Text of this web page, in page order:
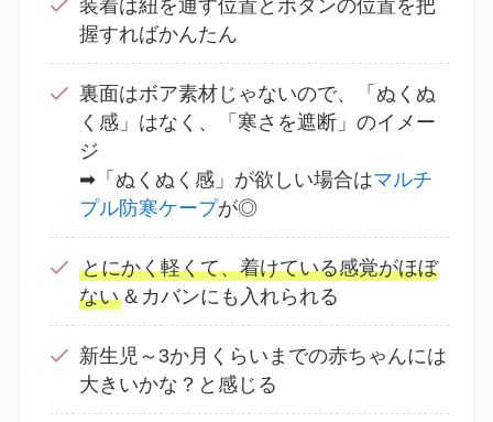
装着は紐を通す位置とボタンの位置を把
握すればかんたん
裏面はボア素材じゃないので、「ぬくぬ
く感」はなく、「寒さを遮断」のイメー
ジ
➡「ぬくぬく感」が欲しい場合はマルチ
プル防寒ケープが◎
とにかく軽くて、着けている感覚がほぼ
ない＆カバンにも入れられる
新生児～3か月くらいまでの赤ちゃんには
大きいかな？と感じる